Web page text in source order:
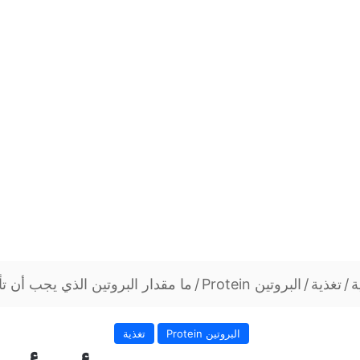
/ تغذية / البروتين Protein / ما مقدار البروتين الذي يجب أن
البروتين Protein تغذية